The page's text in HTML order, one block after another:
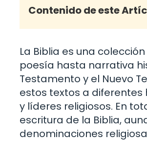
Contenido de este
La Biblia es una
poesía hasta narrativa
Testamento y el Nuevo
estos textos a diferentes
y líderes religiosos. En
escritura de la Biblia,
denominaciones